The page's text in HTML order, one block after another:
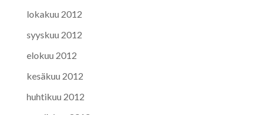
lokakuu 2012
syyskuu 2012
elokuu 2012
kesäkuu 2012
huhtikuu 2012